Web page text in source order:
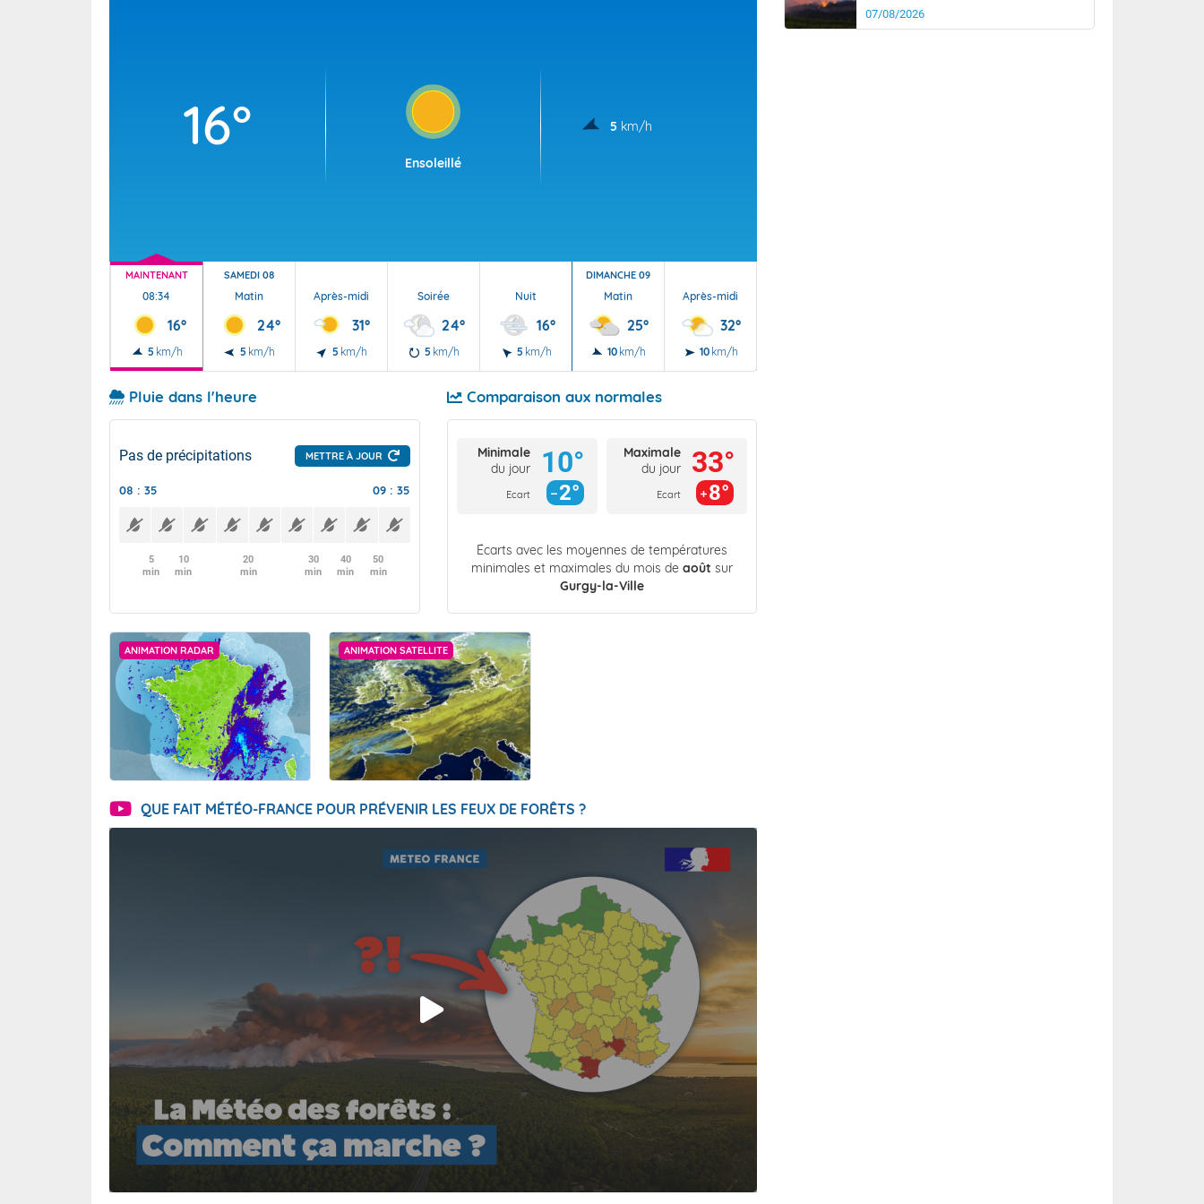
16°
Ensoleillé
5 km/h
MAINTENANT
08:34
16°
5 km/h
SAMEDI 08
Matin
24°
5 km/h
Après-midi
31°
5 km/h
Soirée
24°
5 km/h
Nuit
16°
5 km/h
DIMANCHE 09
Matin
25°
10 km/h
Après-midi
32°
10 km/h
Pluie dans l'heure
Pas de précipitations METTRE À JOUR
08 : 35 09 : 35
5
min
10
min
20
min
30
min
40
min
50
min
Comparaison aux normales
Minimale
du jour
Ecart
10°
2°
Maximale
du jour
Ecart
33°
8°
Écarts avec les moyennes de températures
minimales et maximales du mois de août sur
Gurgy-la-Ville
ANIMATION RADAR ANIMATION SATELLITE
QUE FAIT MÉTÉO-FRANCE POUR PRÉVENIR LES FEUX DE FORÊTS ?
07/08/2026